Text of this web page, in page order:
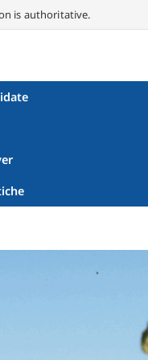
is authoritative.